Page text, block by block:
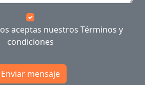
aceptas nuestros Términos y
condiciones
Enviar mensaje